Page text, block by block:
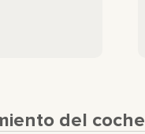
del coche